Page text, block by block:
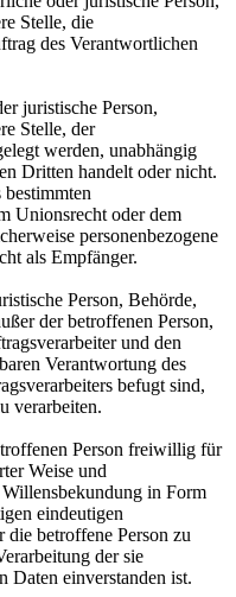
Stelle, die
des Verantwortlichen
juristische Person,
Stelle, der
werden, unabhängig
Dritten handelt oder nicht.
Unionsrecht oder dem
personenbezogene
als Empfänger.
Person, Behörde,
der betroffenen Person,
und den
Verantwortung des
befugt sind,
verarbeiten.
Person freiwillig für
Weise und
in Form
eindeutigen
die betroffene Person zu
der sie
Daten einverstanden ist.